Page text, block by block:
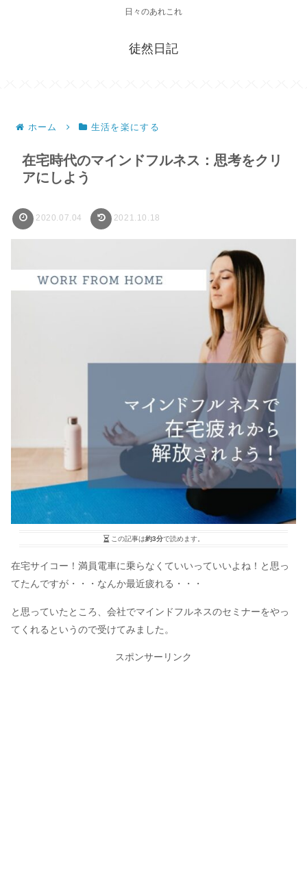
日々のあれこれ
徒然日記
ホーム 生活を楽にする
在宅時代のマインドフルネス：思考をクリ
アにしよう
2020.07.04 2021.10.18
この記事は約3分で読めます。
在宅サイコー！満員電車に乗らなくていいっていいよね！と思っ
てたんですが・・・なんか最近疲れる・・・
と思っていたところ、会社でマインドフルネスのセミナーをやっ
てくれるというので受けてみました。
スポンサーリンク